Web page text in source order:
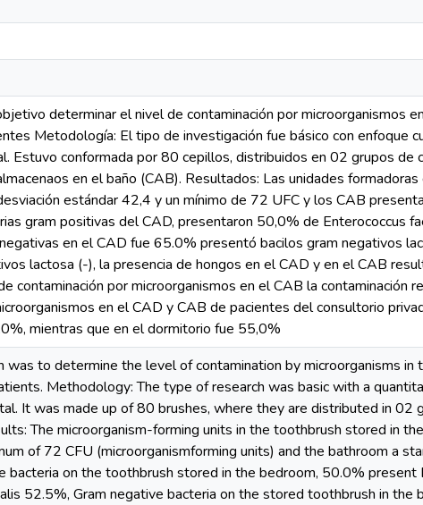
determinar el nivel de contaminación por microorganismos
Metodología: El tipo de investigación fue básico con enfoque
Estuvo conformada por 80 cepillos, distribuidos en 02 grupos de
en el baño (CAB). Resultados: Las unidades
estándar 42,4 y un mínimo de 72 UFC y los CAB
gram positivas del CAD, presentaron 50,0% de Enterococcus
en el CAD fue 65.0% presentó bacilos gram negativos
lactosa (-), la presencia de hongos en el CAD y en el CAB
contaminación por microorganismos en el CAB la contaminación
en el CAD y CAB de pacientes del consultorio
mientras que en el dormitorio fue 55,0%
was to determine the level of contamination by microorganisms
Methodology: The type of research was basic with a
It was made up of 80 brushes, where they are distributed in 02
The microorganism-forming units in the toothbrush stored in
of 72 CFU (microorganismforming units) and the bathroom a
bacteria on the toothbrush stored in the bedroom, 50.0% present
52.5%, Gram negative bacteria on the stored toothbrush in